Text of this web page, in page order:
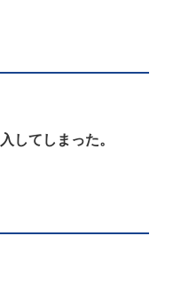
してしまった。